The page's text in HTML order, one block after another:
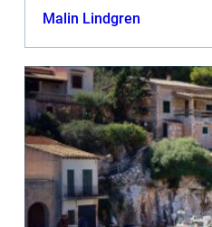
Malin Lindgren